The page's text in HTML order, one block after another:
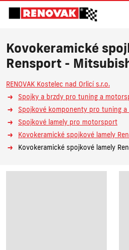
Kovokeramické
Rensport -
RENOVAK Kostelec nad Orlicí s.r.o.
Spojky a brzdy pro tuning a
Spojkové komponenty pro tuning
Spojkové lamely pro motorsport
Kovokeramické spojkové lamely
Kovokeramické spojkové lamely